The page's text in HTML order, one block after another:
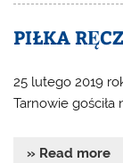
PIŁKA
25 lutego 2019
Tarnowie gościła
» Read more